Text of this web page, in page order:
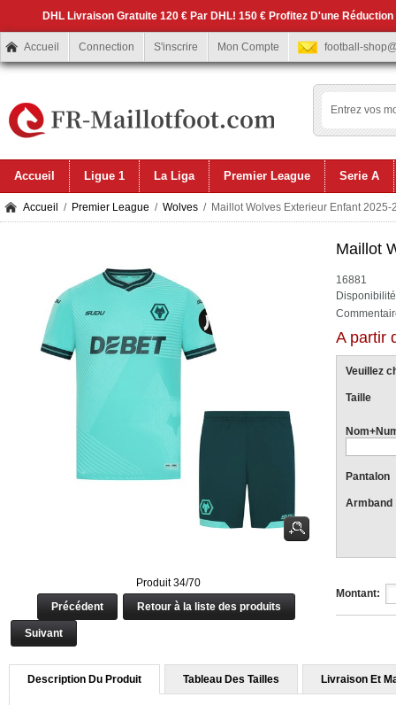
DHL Livraison Gratuite 120 € Par DHL! 150 € Profitez D'une
Accueil Connection S'inscrire Mon Compte football-
Accueil Ligue 1 La Liga Premier League Serie A
Accueil / Premier League / Wolves / Maillot Wolves Exterieur Enfant 2025-
Produit 34/70
Précédent
Retour à la liste des produits
Suivant
Maillot
16881
A partir
Veuillez
Taille
Pantalon
Armband
Montant:
Description Du Produit Tableau Des Tailles Livraison Et